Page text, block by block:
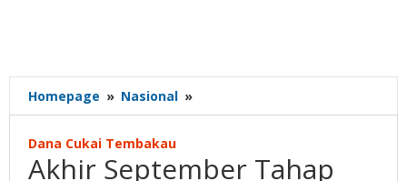
Homepage » Nasional »
September
Pembangunan
Dana Cukai Tembakau
Akhir September Tahap